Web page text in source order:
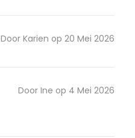
Door Karien op 20 Mei 2026
Door Ine op 4 Mei 2026